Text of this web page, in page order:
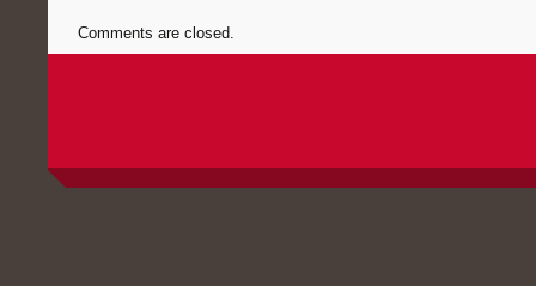
Comments are closed.